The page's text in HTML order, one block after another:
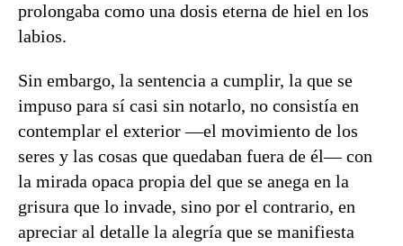
prolongaba como una dosis eterna de hiel en los
labios.
Sin embargo, la sentencia a cumplir, la que se
impuso para sí casi sin notarlo, no consistía en
contemplar el exterior —el movimiento de los
seres y las cosas que quedaban fuera de él— con
la mirada opaca propia del que se anega en la
grisura que lo invade, sino por el contrario, en
apreciar al detalle la alegría que se manifiesta